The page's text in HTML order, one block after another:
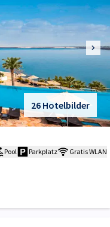
26 Hotelbilder
Pool Parkplatz Gratis WLAN